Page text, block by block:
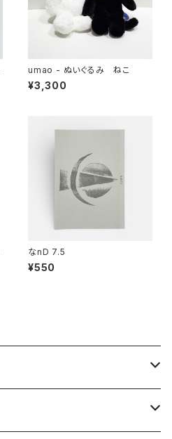
umao - ぬいぐるみ ねこ
¥3,300
なnD 7.5
¥550